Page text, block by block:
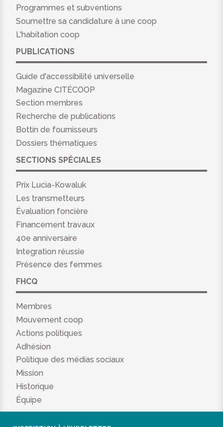
Programmes et subventions
Soumettre sa candidature à une coop
L'habitation coop
PUBLICATIONS
Guide d'accessibilité universelle
Magazine CITÉCOOP
Section membres
Recherche de publications
Bottin de fournisseurs
Dossiers thématiques
SECTIONS SPÉCIALES
Prix Lucia-Kowaluk
Les transmetteurs
Évaluation foncière
Financement travaux
40e anniversaire
Integration réussie
Présence des femmes
FHCQ
Membres
Mouvement coop
Actions politiques
Adhésion
Politique des médias sociaux
Mission
Historique
Équipe